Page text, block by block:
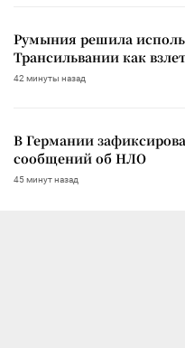
Румыния решила
Трансильвании как
42 минуты назад
В Германии
сообщений об НЛО
45 минут назад